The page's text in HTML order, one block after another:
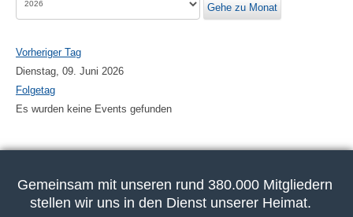
Gehe zu Monat
Vorheriger Tag
Dienstag, 09. Juni 2026
Folgetag
Es wurden keine Events gefunden
Gemeinsam mit unseren rund 380.000 Mitgliedern
stellen wir uns in den Dienst unserer Heimat.